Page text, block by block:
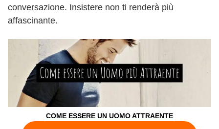
conversazione. Insistere non ti renderà più
affascinante.
COME ESSERE UN UOMO ATTRAENTE